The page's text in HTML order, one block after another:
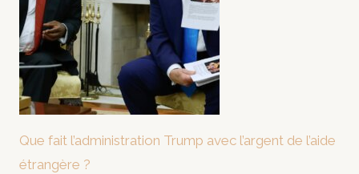
Que fait l’administration Trump avec l’argent de l’aide
étrangère ?